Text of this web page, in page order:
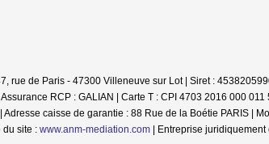
de Paris - 47300 Villeneuve sur Lot | Siret :
RCP : GALIAN | Carte T : CPI 4703 2016 000 011
caisse de garantie : 88 Rue de la Boétie PARIS |
du site : www.anm-mediation.com Entreprise